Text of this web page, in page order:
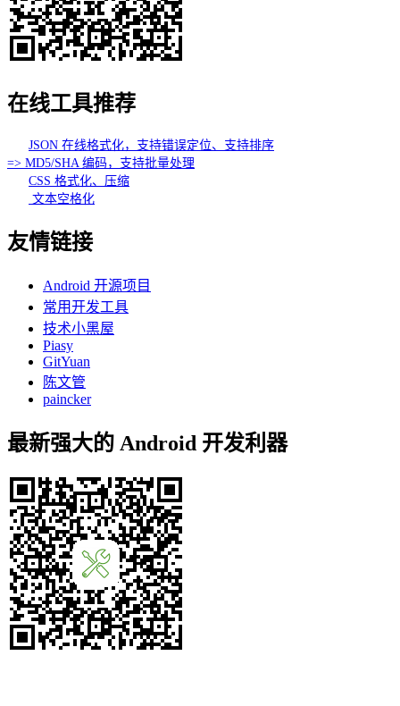
在线工具推荐
JSON 在线格式化，支持错误定位、支持排序
=> MD5/SHA 编码，支持批量处理
CSS 格式化、压缩
文本空格化
友情链接
Android 开源项目
常用开发工具
技术小黑屋
Piasy
GitYuan
陈文管
paincker
最新强大的 Android 开发利器